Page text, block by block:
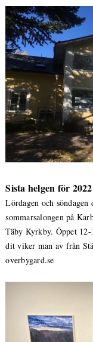
Sista helgen för
Lördagen och
sommarsalongen på
Täby Kyrkby. Öppet
dit viker man av från
overbygard.se